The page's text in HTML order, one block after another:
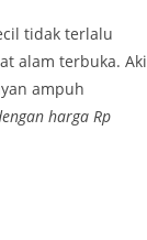
tidak terlalu
alam terbuka. Aki
ampuh
harga Rp